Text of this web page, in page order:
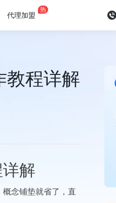
代理加盟
热
教程详解
解
念铺垫就省了，直